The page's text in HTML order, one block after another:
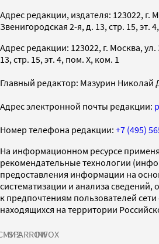
Адрес редакции, издателя: 123022, г.
Звенигородская 2-я, д. 13, стр. 15, эт.
Адрес редакции: 123022, г. Москва,
13, стр. 15, эт. 4, пом. X, ком. 1
Главный редактор: Мазурин Николай
Адрес электронной почты редакции:
Номер телефона редакции: +7 (495)
На информационном ресурсе
рекомендательные технологии
предоставления информации на
систематизации и анализа сведений,
к предпочтениям пользователей сети
находящихся на территории
SPARROWINFOX